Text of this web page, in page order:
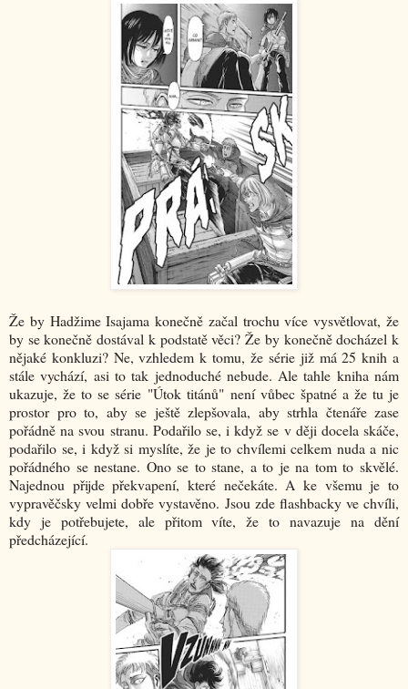
Že by Hadžime Isajama konečně začal trochu více vysvětlovat, že
by se konečně dostával k podstatě věci? Že by konečně docházel k
nějaké konkluzi? Ne, vzhledem k tomu, že série již má 25 knih a
stále vychází, asi to tak jednoduché nebude. Ale tahle kniha nám
ukazuje, že to se série "Útok titánů" není vůbec špatné a že tu je
prostor pro to, aby se ještě zlepšovala, aby strhla čtenáře zase
pořádně na svou stranu. Podařilo se, i když se v ději docela skáče,
podařilo se, i když si myslíte, že je to chvílemi celkem nuda a nic
pořádného se nestane. Ono se to stane, a to je na tom to skvělé.
Najednou přijde překvapení, které nečekáte. A ke všemu je to
vypravěčsky velmi dobře vystavěno. Jsou zde flashbacky ve chvíli,
kdy je potřebujete, ale přitom víte, že to navazuje na dění
předcházející.